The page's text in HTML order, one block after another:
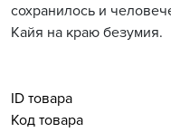
сохранилось и
Кайя на краю безумия.
ID товара
Код товара